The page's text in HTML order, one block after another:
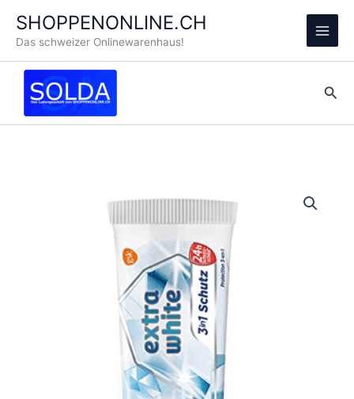
Inhalt
springen
SHOPPENONLINE.CH
Das schweizer Onlinewarenhaus!
Main